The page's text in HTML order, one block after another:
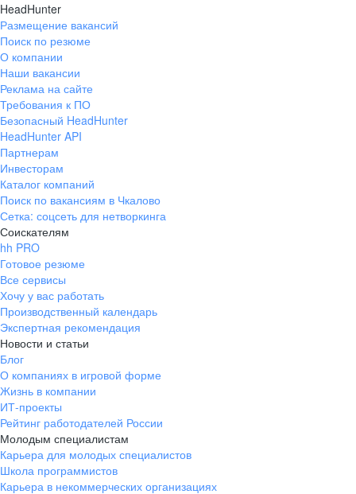
HeadHunter
Размещение вакансий
Поиск по резюме
О компании
Наши вакансии
Реклама на сайте
Требования к ПО
Безопасный HeadHunter
HeadHunter API
Партнерам
Инвесторам
Каталог компаний
Поиск по вакансиям в Чкалово
Сетка: соцсеть для нетворкинга
Соискателям
hh PRO
Готовое резюме
Все сервисы
Хочу у вас работать
Производственный календарь
Экспертная рекомендация
Новости и статьи
Блог
О компаниях в игровой форме
Жизнь в компании
ИТ-проекты
Рейтинг работодателей России
Молодым специалистам
Карьера для молодых специалистов
Школа программистов
Карьера в некоммерческих организациях